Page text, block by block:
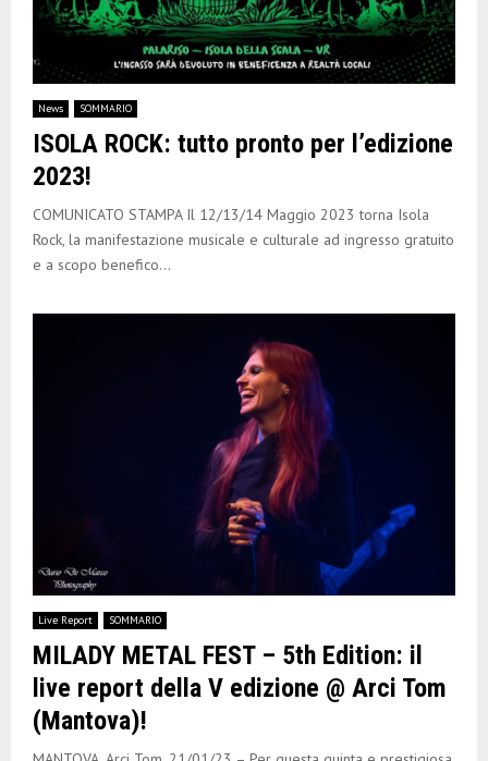
News SOMMARIO
ISOLA ROCK: tutto pronto per l’edizione
2023!
COMUNICATO STAMPA Il 12/13/14 Maggio 2023 torna Isola
Rock, la manifestazione musicale e culturale ad ingresso gratuito
e a scopo benefico...
Live Report SOMMARIO
MILADY METAL FEST – 5th Edition: il
live report della V edizione @ Arci Tom
(Mantova)!